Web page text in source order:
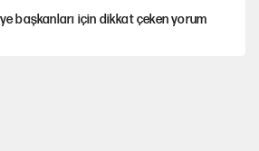
başkanları için dikkat çeken yorum